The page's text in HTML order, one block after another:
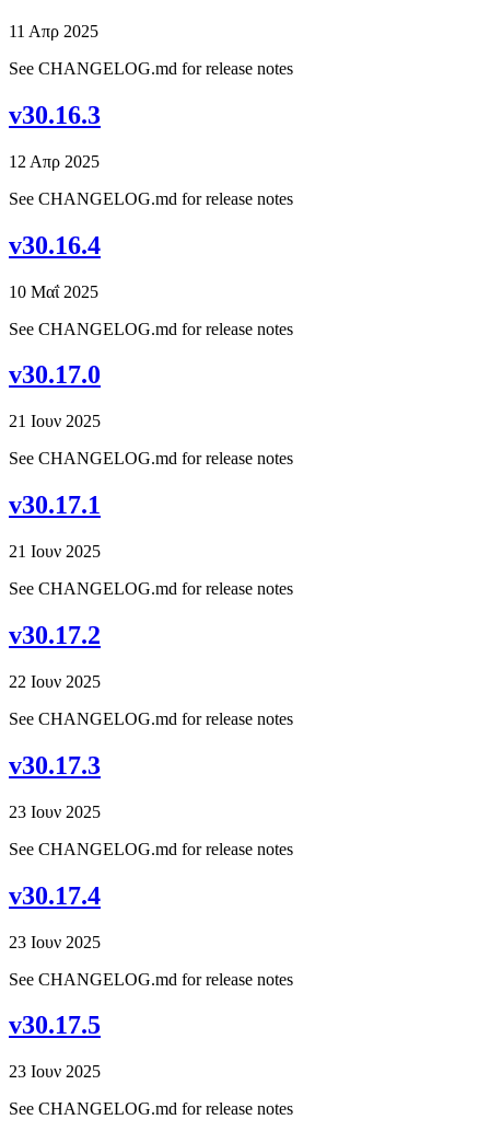
11 Απρ 2025
See CHANGELOG.md for release notes
v30.16.3
12 Απρ 2025
See CHANGELOG.md for release notes
v30.16.4
10 Μαΐ 2025
See CHANGELOG.md for release notes
v30.17.0
21 Ιουν 2025
See CHANGELOG.md for release notes
v30.17.1
21 Ιουν 2025
See CHANGELOG.md for release notes
v30.17.2
22 Ιουν 2025
See CHANGELOG.md for release notes
v30.17.3
23 Ιουν 2025
See CHANGELOG.md for release notes
v30.17.4
23 Ιουν 2025
See CHANGELOG.md for release notes
v30.17.5
23 Ιουν 2025
See CHANGELOG.md for release notes